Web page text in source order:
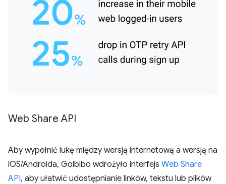
Web Share API
Aby wypełnić lukę między wersją internetową a wersją na
iOS/Androida, Goibibo wdrożyło interfejs Web Share
API, aby ułatwić udostępnianie linków, tekstu lub plików